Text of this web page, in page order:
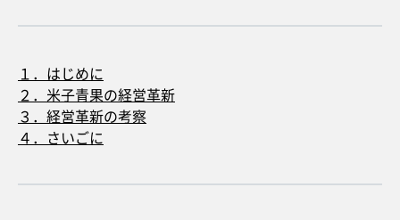
１．はじめに
２．米子青果の経営革新
３．経営革新の考察
４．さいごに